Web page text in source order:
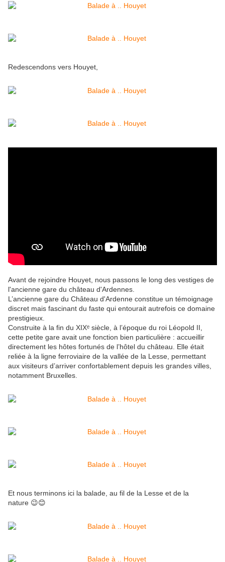
Redescendons vers Houyet,
Avant de rejoindre Houyet, nous passons le long des vestiges de
l'ancienne gare du château d'Ardennes.
L’ancienne gare du Château d'Ardenne constitue un témoignage
discret mais fascinant du faste qui entourait autrefois ce domaine
prestigieux.
Construite à la fin du XIXᵉ siècle, à l’époque du roi Léopold II
cette petite gare avait une fonction bien particulière : accueillir
directement les hôtes fortunés de l’hôtel du château. Elle était
reliée à la ligne ferroviaire de la vallée de la Lesse , permettant
aux visiteurs d’arriver confortablement depuis les grandes villes,
notamment Bruxelles
Et nous terminons ici la balade, au fil de la Lesse et de la
nature 😉😊